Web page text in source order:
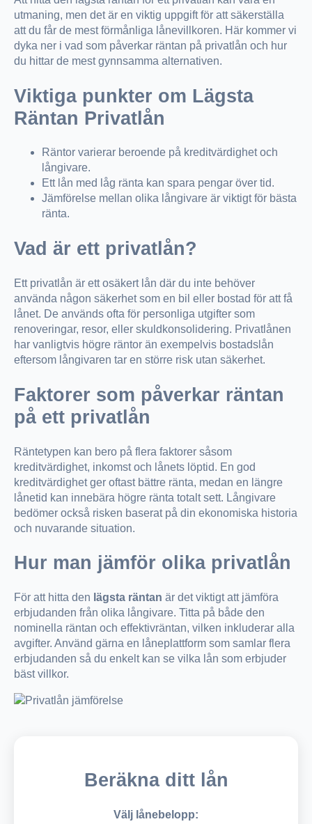
utmaning, men det är en viktig uppgift för att säkerställa
att du får de mest förmånliga lånevillkoren. Här kommer vi
dyka ner i vad som påverkar räntan på privatlån och hur
du hittar de mest gynnsamma alternativen.
Viktiga punkter om Lägsta
Räntan Privatlån
Räntor varierar beroende på kreditvärdighet och
långivare.
Ett lån med låg ränta kan spara pengar över tid.
Jämförelse mellan olika långivare är viktigt för bästa
ränta.
Vad är ett privatlån?
Ett privatlån är ett osäkert lån där du inte behöver
använda någon säkerhet som en bil eller bostad för att få
lånet. De används ofta för personliga utgifter som
renoveringar, resor, eller skuldkonsolidering. Privatlånen
har vanligtvis högre räntor än exempelvis bostadslån
eftersom långivaren tar en större risk utan säkerhet.
Faktorer som påverkar räntan
på ett privatlån
Räntetypen kan bero på flera faktorer såsom
kreditvärdighet, inkomst och lånets löptid. En god
kreditvärdighet ger oftast bättre ränta, medan en längre
lånetid kan innebära högre ränta totalt sett. Långivare
bedömer också risken baserat på din ekonomiska historia
och nuvarande situation.
Hur man jämför olika privatlån
För att hitta den lägsta räntan är det viktigt att jämföra
erbjudanden från olika långivare. Titta på både den
nominella räntan och effektivräntan, vilken inkluderar alla
avgifter. Använd gärna en låneplattform som samlar flera
erbjudanden så du enkelt kan se vilka lån som erbjuder
bäst villkor.
Beräkna ditt lån
Välj lånebelopp: